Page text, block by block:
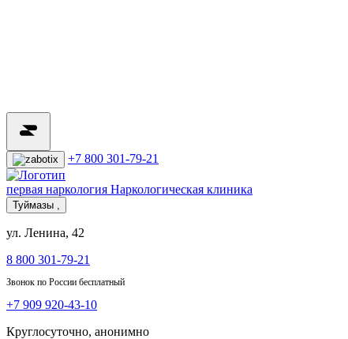
+7 800 301-79-21
первая наркология Наркологическая клиника
Туймазы ,
ул. Ленина, 42
8 800 301-79-21
Звонок по России бесплатный
+7 909 920-43-10
Круглосуточно, анонимно